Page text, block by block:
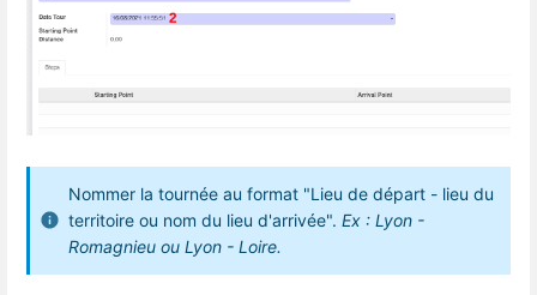
Nommer la tournée au format "Lieu de départ - lieu du
territoire ou nom du lieu d'arrivée". Ex : Lyon -
Romagnieu ou Lyon - Loire.